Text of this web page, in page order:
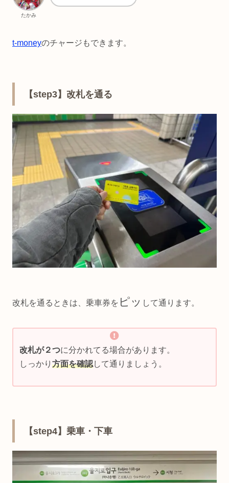
たかみ
t-moneyのチャージもできます。
【step3】改札を通る
改札を通るときは、乗車券を ピッ して通ります。
改札が２つに分かれてる場合があります。
しっかり方面を確認して通りましょう。
【step4】乗車・下車